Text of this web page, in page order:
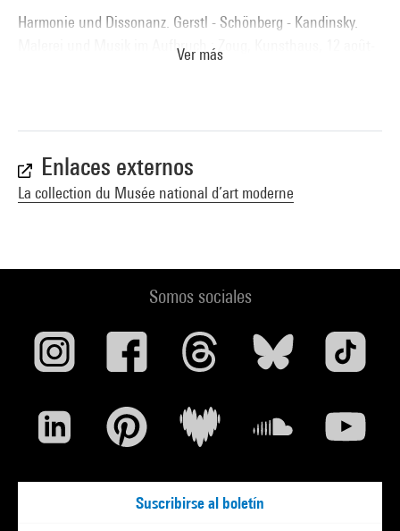
Harmonie und Dissonanz. Gerstl - Schönberg - Kandinsky.
Malerei und Musik im Aufbruch : Zoug, Kunsthaus, 12 août-
Ver más
Enlaces externos
La collection du Musée national d’art moderne
Somos sociales
Suscribirse al boletín